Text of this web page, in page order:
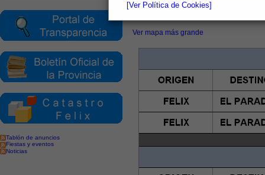
[Ver Política de Cookies]
Tablón de anuncios
Fiestas y eventos
Noticias
Ver mapa más grande